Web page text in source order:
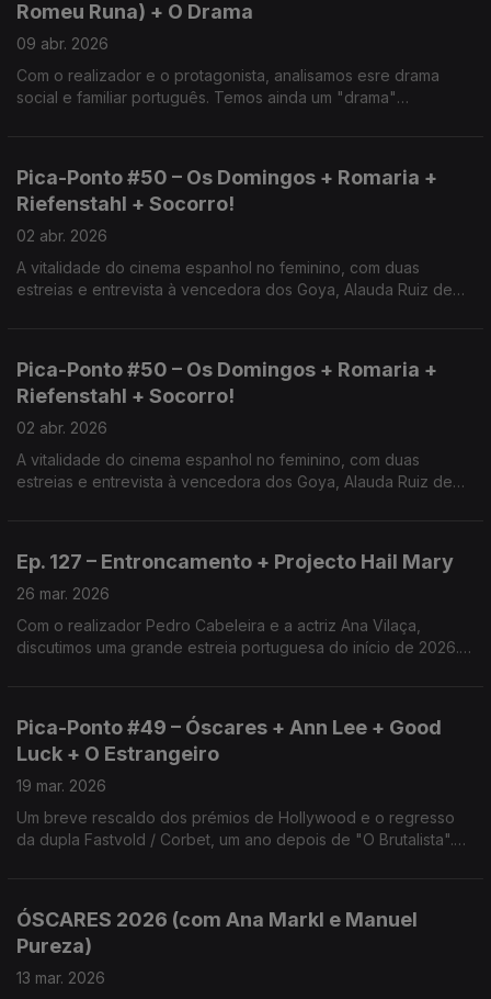
Romeu Runa) + O Drama
09 abr. 2026
Com o realizador e o protagonista, analisamos esre drama
social e familiar português. Temos ainda um "drama"
Pica-Ponto #50 – Os Domingos + Romaria +
Riefenstahl + Socorro!
02 abr. 2026
A vitalidade do cinema espanhol no feminino, com duas
estreias e entrevista à vencedora dos Goya, Alauda Ruiz de
Pica-Ponto #50 – Os Domingos + Romaria +
Riefenstahl + Socorro!
02 abr. 2026
A vitalidade do cinema espanhol no feminino, com duas
estreias e entrevista à vencedora dos Goya, Alauda Ruiz de
Ep. 127 – Entroncamento + Projecto Hail Mary
26 mar. 2026
Com o realizador Pedro Cabeleira e a actriz Ana Vilaça,
discutimos uma grande estreia portuguesa do início de 2026.
Pica-Ponto #49 – Óscares + Ann Lee + Good
Luck + O Estrangeiro
19 mar. 2026
Um breve rescaldo dos prémios de Hollywood e o regresso
da dupla Fastvold / Corbet, um ano depois de "O Brutalista".
ÓSCARES 2026 (com Ana Markl e Manuel
Pureza)
13 mar. 2026